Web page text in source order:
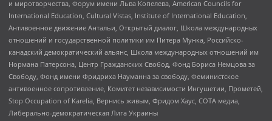
и миротворчества, Форум имени Льва Копелева, American Councils for
International Education, Cultural Vistas, Institute of International Education,
Антивоенное движение Антальи, Открытый диалог, Школа международных
отношений и государственной политики им Питера Мунка, Российско-
канадский демократический альянс, Школа международных отношений им
Нормана Патерсона, Центр Гражданских Свобод, Фонд Бориса Немцова за
Свободу, Фонд имени Фридриха Науманна за свободу, Феминистское
антивоенное сопротивление, Комитет независимости Ингушетии, Прометей,
Stop Occupation of Karelia, Вернись живым, Фридом Хаус, СОТА медиа,
Либерально-демократическая Лига Украины